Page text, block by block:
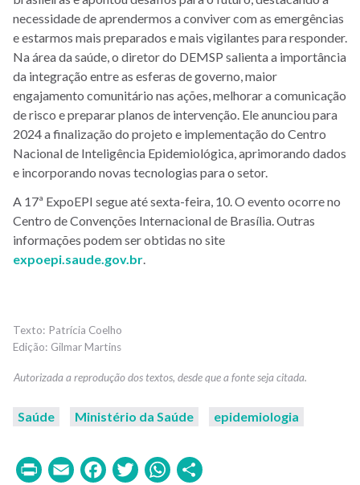
necessidade de aprendermos a conviver com as emergências
e estarmos mais preparados e mais vigilantes para responder.
Na área da saúde, o diretor do DEMSP salienta a importância
da integração entre as esferas de governo, maior
engajamento comunitário nas ações, melhorar a comunicação
de risco e preparar planos de intervenção. Ele anunciou para
2024 a finalização do projeto e implementação do Centro
Nacional de Inteligência Epidemiológica, aprimorando dados
e incorporando novas tecnologias para o setor.
A 17ª ExpoEPI segue até sexta-feira, 10. O evento ocorre no
Centro de Convenções Internacional de Brasília. Outras
informações podem ser obtidas no site
expoepi.saude.gov.br.
Patrícia Coelho
Gilmar Martins
Saúde Ministério da Saúde epidemiologia
PrintEmailFacebook
TwitterWhatsApp